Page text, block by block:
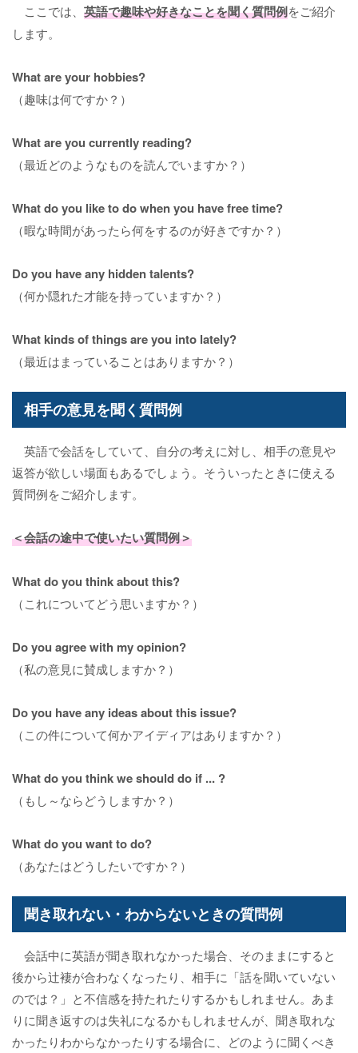
ここでは、 英語で趣味や好きなことを聞く質問例をご紹介
します。
What are your hobbies?
（趣味は何ですか？）
What are you currently reading?
（最近どのようなものを読んでいますか？）
What do you like to do when you have free time?
（暇な時間があったら何をするのが好きですか？）
Do you have any hidden talents?
（何か隠れた才能を持っていますか？）
What kinds of things are you into lately?
（最近はまっていることはありますか？）
相手の意見を聞く質問例
英語で会話をしていて、自分の考えに対し、相手の意見や
返答が欲しい場面もあるでしょう。そういったときに使える
質問例をご紹介します。
＜会話の途中で使いたい質問例＞
What do you think about this?
（これについてどう思いますか？）
Do you agree with my opinion?
（私の意見に賛成しますか？）
Do you have any ideas about this issue?
（この件について何かアイディアはありますか？）
What do you think we should do if ... ?
（もし～ならどうしますか？）
What do you want to do?
（あなたはどうしたいですか？）
聞き取れない・わからないときの質問例
会話中に英語が聞き取れなかった場合、そのままにすると
後から辻褄が合わなくなったり、相手に「話を聞いていない
のでは？」と不信感を持たれたりするかもしれません。あま
りに聞き返すのは失礼になるかもしれませんが、聞き取れな
かったりわからなかったりする場合に、どのように聞くべき